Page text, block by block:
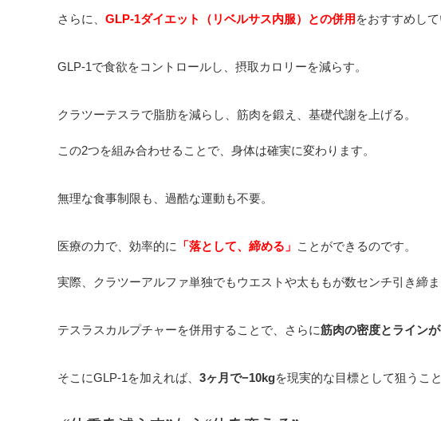
さらに、 GLP-1ダイエット（リベルサス内服）との併用 をおすすめして
GLP-1で食欲をコントロールし、摂取カロリーを減らす。
クラツーテスラで脂肪を減らし、筋肉を鍛え、基礎代謝を上げる。
この2つを組み合わせることで、身体は確実に変わります。
無理な食事制限も、過酷な運動も不要。
医療の力で、効率的に 「落として、締める」 ことができるのです。
実際、クラツーアルファ単独でもウエストや太ももが数センチ引き締ま
テスラスカルプチャーを併用することで、さらに筋肉の密度とライン
そこにGLP-1を加えれば、 3ヶ月で−10kgを現実的な目標として狙うこ